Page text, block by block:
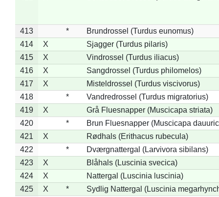
413 *
Brundrossel (Turdus eunomus)
414
X
Sjagger (Turdus pilaris)
415
X
Vindrossel (Turdus iliacus)
416
X
Sangdrossel (Turdus philomelos)
417
X
Misteldrossel (Turdus viscivorus)
418
*
Vandredrossel (Turdus migratorius)
419
X
Grå Fluesnapper (Muscicapa striata)
420
*
Brun Fluesnapper (Muscicapa
421
X
Rødhals (Erithacus rubecula)
422
*
Dværgnattergal (Larvivora sibilans)
423
X
Blåhals (Luscinia svecica)
424
X
Nattergal (Luscinia luscinia)
425
X *
Sydlig Nattergal (Luscinia